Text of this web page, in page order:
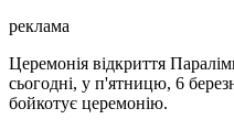
реклама
Церемонія відкриття
сьогодні, у п'ятницю, 6
бойкотує церемонію.